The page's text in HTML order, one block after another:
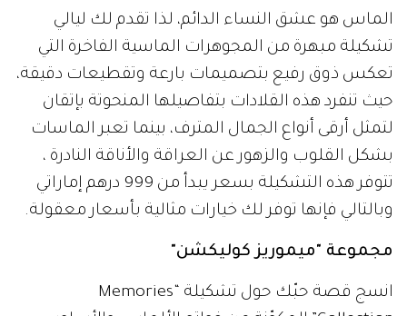
الماس هو عشق النساء الدائم، لذا تقدم لك ليالي
تشكيلة مبهرة من المجوهرات الماسية الفاخرة التي
تعكس ذوق رفيع بتصميمات بارعة وتقطيعات دقيقة،
حيث تنفرد هذه القلادات بتفاصيلها المنحوتة بإتقان
لتمثل أرقى أنواع الجمال المترف، بينما تعبر الماسات
بشكل القلوب والزهور عن العراقة والأناقة النادرة ،
تتوفر هذه التشكيلة بسعر يبدأ من 999 درهم إماراتي
وبالتالي فإنها توفر لك خيارات مثالية بأسعار معقولة.
مجموعة "ميموريز كوليكشن"
انسج قصة حبّك حول تشكيلة “Memories